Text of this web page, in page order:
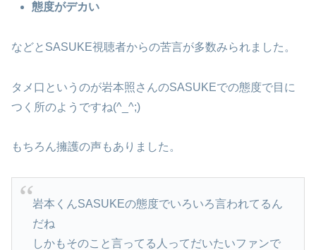
態度がデカい
などとSASUKE視聴者からの苦言が多数みられました。
タメ口というのが岩本照さんのSASUKEでの態度で目に
つく所のようですね(^_^;)
もちろん擁護の声もありました。
岩本くんSASUKEの態度でいろいろ言われてるん
だね
しかもそのこと言ってる人ってだいたいファンで